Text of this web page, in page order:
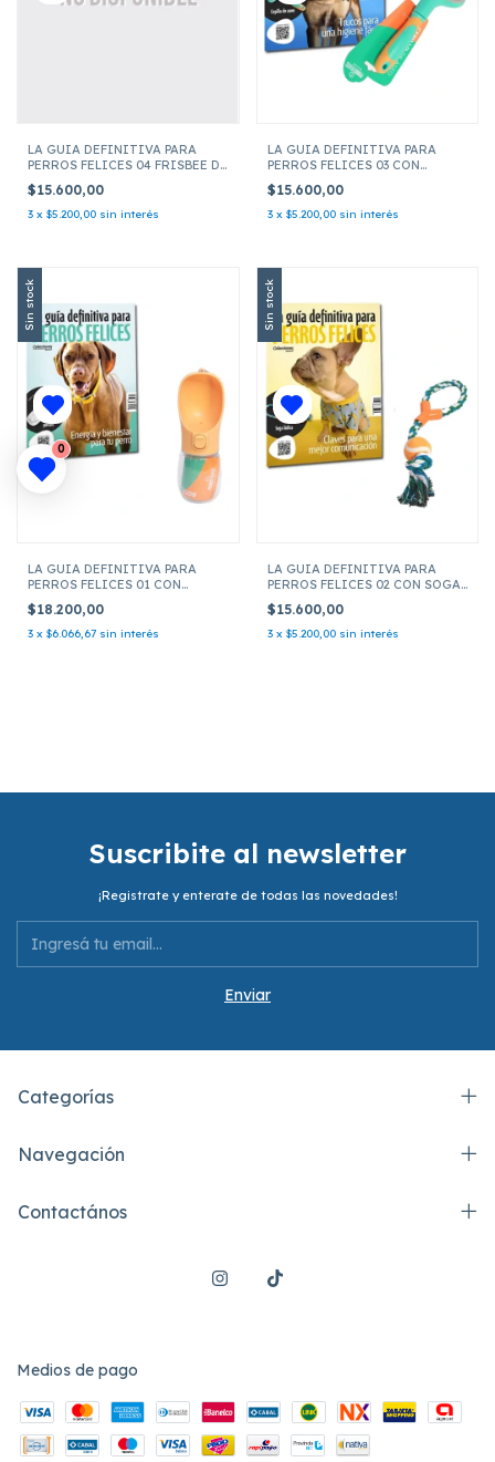
LA GUIA DEFINITIVA PARA
PERROS FELICES 04 FRISBEE DE
$15.600,00
3 x $5.200,00 sin interés
LA GUIA DEFINITIVA PARA
PERROS FELICES 03 CON
$15.600,00
3 x $5.200,00 sin interés
Sin stock
LA GUIA DEFINITIVA PARA
PERROS FELICES 01 CON
$18.200,00
3 x $6.066,67 sin interés
Sin stock
LA GUIA DEFINITIVA PARA
PERROS FELICES 02 CON SOGA
$15.600,00
3 x $5.200,00 sin interés
Suscribite al newsletter
¡Registrate y enterate de todas las novedades!
Categorías
Navegación
Contactános
Medios de pago
0